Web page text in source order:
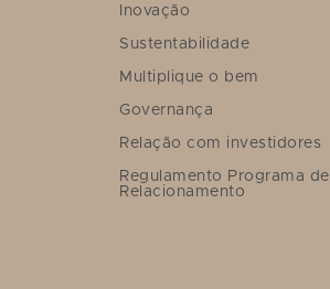
Inovação
Sustentabilidade
Multiplique o bem
Governança
Relação com investidores
Regulamento Programa de
Relacionamento